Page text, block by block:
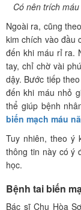
Có nên trích
Ngoài ra, cũng
kim chích vào đầu
đến khi máu rỉ ra.
tay, chỉ chờ vài
dậy. Bước tiếp
đến khi máu nhỏ
thể giúp bệnh
biến mạch máu
Tuy nhiên, theo ý
thông tin này có ý
học.
Bệnh tai biến
Bác sĩ Chu Hòa